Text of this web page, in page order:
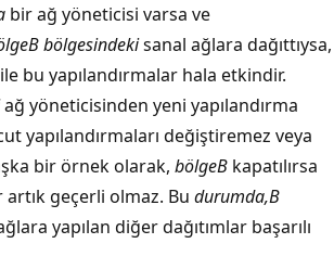
bir ağ yöneticisi varsa ve
bölgesindekisanal ağlara dağıttıysa,
bu yapılandırmalar hala etkindir.
ağ yöneticisinden yeni yapılandırma
yapılandırmaları değiştiremez veya
bir örnek olarak, bölgeB kapatılırsa
artık geçerli olmaz. Bu durumda,B
yapılan diğer dağıtımlar başarılı